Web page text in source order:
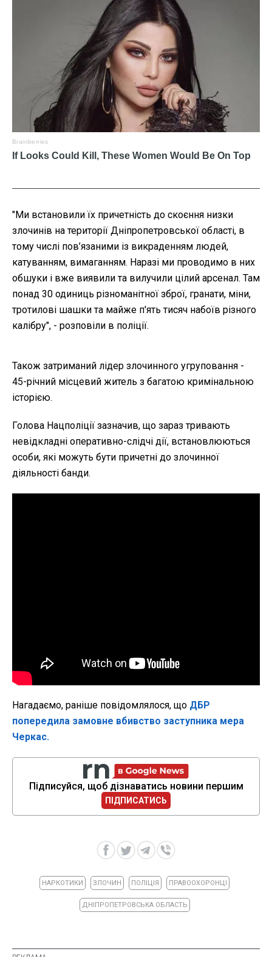
"Ми встановили їх причетність до скоєння низки
злочинів на території Дніпропетровської області, в
тому числі пов’язаними із викраденням людей,
катуванням, вимаганням. Наразі ми проводимо в них
обшуки і вже виявили та вилучили цілий арсенал. Там
понад 30 одиниць різноманітної зброї, гранати, міни,
тротилові шашки та майже п'ять тисяч набоїв різного
калібру", - розповіли в поліції.
Також затриманий лідер злочинного угруповання -
45-річний місцевий житель з багатою кримінальною
історією.
Голова Нацполіції зазначив, що зараз тривають
невідкладні оперативно-слідчі дії, встановлюються
особи, які можуть бути причетні до злочинної
діяльності банди.
Нагадаємо, раніше повідомлялося, що ДБР
попередила замовне вбивство заступника мера
Черкас.
Підписуйся, щоб дізнаватись новини першим
ПІДПИСАТИСЬ
НАРКОТИКИ ЗЛОЧИН ПОЛІЦІЯ ПРАВООХОРОНЦІ
ДНІПРОПЕТРОВСЬКА ОБЛАСТЬ